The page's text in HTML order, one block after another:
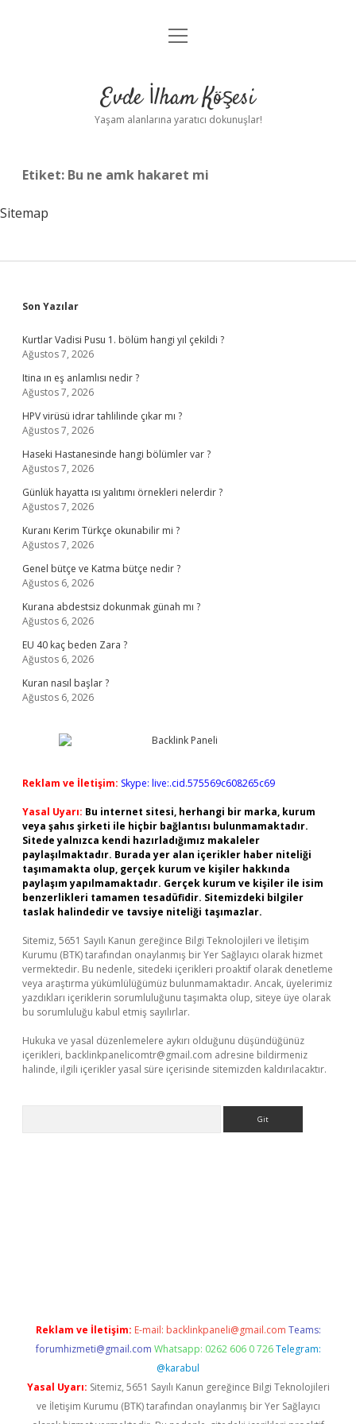
Anasayfa
Yasal Uyarı
menüyü
Evde İlham Köşesi
Yaşam alanlarına yaratıcı dokunuşlar!
Etiket: Bu ne amk hakaret mi
Sitemap
Sidebar
Son Yazılar
Kurtlar Vadisi Pusu 1. bölüm hangi yıl çekildi ?
Ağustos 7, 2026
Itina ın eş anlamlısı nedir ?
Ağustos 7, 2026
HPV virüsü idrar tahlilinde çıkar mı ?
Ağustos 7, 2026
Haseki Hastanesinde hangi bölümler var ?
Ağustos 7, 2026
Günlük hayatta ısı yalıtımı örnekleri nelerdir ?
Ağustos 7, 2026
Kuranı Kerim Türkçe okunabilir mi ?
Ağustos 7, 2026
Genel bütçe ve Katma bütçe nedir ?
Ağustos 6, 2026
Kurana abdestsiz dokunmak günah mı ?
Ağustos 6, 2026
EU 40 kaç beden Zara ?
Ağustos 6, 2026
Kuran nasıl başlar ?
Ağustos 6, 2026
Reklam ve İletişim: Skype: live:.cid.575569c608265c69
Yasal Uyarı: Bu internet sitesi, herhangi bir marka, kurum
veya şahıs şirketi ile hiçbir bağlantısı bulunmamaktadır.
Sitede yalnızca kendi hazırladığımız makaleler
paylaşılmaktadır. Burada yer alan içerikler haber niteliği
taşımamakta olup, gerçek kurum ve kişiler hakkında
paylaşım yapılmamaktadır. Gerçek kurum ve kişiler ile isim
benzerlikleri tamamen tesadüfidir. Sitemizdeki bilgiler
taslak halindedir ve tavsiye niteliği taşımazlar.
Sitemiz, 5651 Sayılı Kanun gereğince Bilgi Teknolojileri ve İletişim
Kurumu (BTK) tarafından onaylanmış bir Yer Sağlayıcı olarak hizmet
vermektedir. Bu nedenle, sitedeki içerikleri proaktif olarak denetleme
veya araştırma yükümlülüğümüz bulunmamaktadır. Ancak, üyelerimiz
yazdıkları içeriklerin sorumluluğunu taşımakta olup, siteye üye olarak
bu sorumluluğu kabul etmiş sayılırlar.
Hukuka ve yasal düzenlemelere aykırı olduğunu düşündüğünüz
içerikleri, backlinkpanelicomtr@gmail.com adresine bildirmeniz
halinde, ilgili içerikler yasal süre içerisinde sitemizden kaldırılacaktır.
Reklam ve İletişim: E-mail: backlinkpaneli@gmail.com Teams:
forumhizmeti@gmail.com Whatsapp: 0262 606 0 726 Telegram:
@karabul
Yasal Uyarı: Sitemiz, 5651 Sayılı Kanun gereğince Bilgi Teknolojileri
ve İletişim Kurumu (BTK) tarafından onaylanmış bir Yer Sağlayıcı